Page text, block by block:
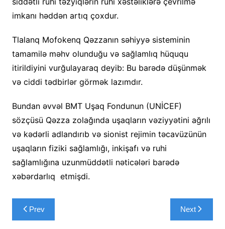
imkanı həddən artıq çoxdur.
Tlalanq Mofokenq Qəzzanın səhiyyə sisteminin
tamamilə məhv olunduğu və sağlamlıq hüququ
itirildiyini vurğulayaraq deyib: Bu barədə düşünmək
və ciddi tədbirlər görmək lazımdır.
Bundan əvvəl BMT Uşaq Fondunun (UNİCEF)
sözçüsü Qəzza zolağında uşaqların vəziyyətini ağrılı
və kədərli adlandırıb və sionist rejimin təcavüzünün
uşaqların fiziki sağlamlığı, inkişafı və ruhi
sağlamlığına uzunmüddətli nəticələri barədə
xəbərdarlıq etmişdi.
Yazı
naviqasiyası
Prev Next